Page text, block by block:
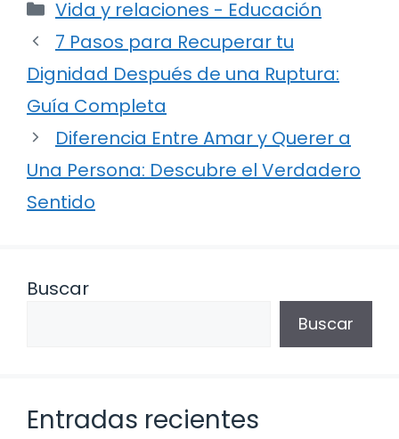
Categorías
Vida y relaciones - Educación
7 Pasos para Recuperar tu
Dignidad Después de una Ruptura:
Guía Completa
Diferencia Entre Amar y Querer a
Una Persona: Descubre el Verdadero
Sentido
Buscar
Buscar
Entradas recientes